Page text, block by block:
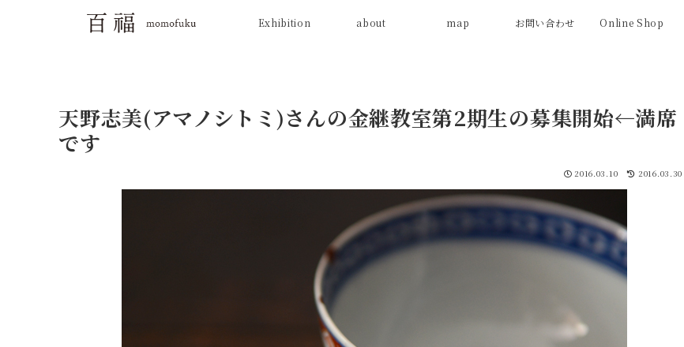
Exhibition about map お問い合わせ Online Shop
天野志美(アマノシトミ)さんの金継教室第2期生の募集開始←満席
です
2016.03.10 2016.03.30